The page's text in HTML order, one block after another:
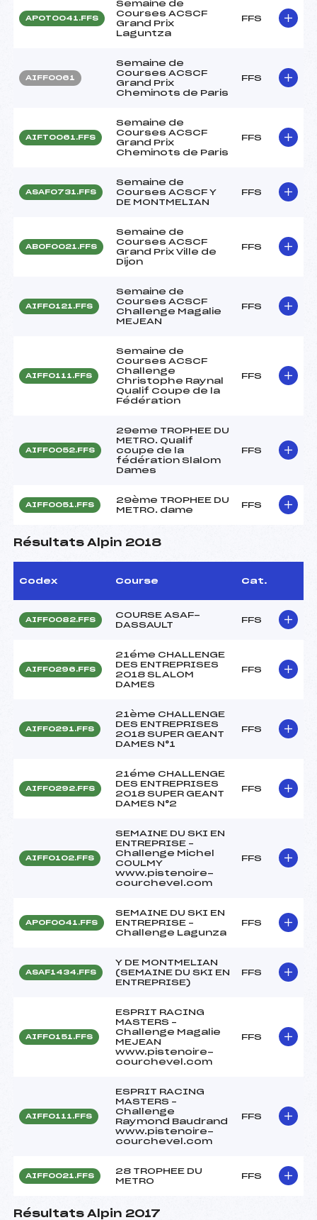
APOT0041.FFS
Semaine de
Courses ACSCF
Grand Prix
Laguntza
FFS
AIFF0061
Semaine de
Courses ACSCF
Grand Prix
Cheminots de Paris
FFS
AIFT0061.FFS
Semaine de
Courses ACSCF
Grand Prix
Cheminots de Paris
FFS
ASAF0731.FFS
Semaine de
Courses ACSCF Y
DE MONTMELIAN
FFS
ABOF0021.FFS
Semaine de
Courses ACSCF
Grand Prix Ville de
Dijon
FFS
AIFF0121.FFS
Semaine de
Courses ACSCF
Challenge Magalie
MEJEAN
FFS
AIFF0111.FFS
Semaine de
Courses ACSCF
Challenge
Christophe Raynal
Qualif Coupe de la
Fédération
FFS
AIFF0052.FFS
29eme TROPHEE DU
METRO. Qualif
coupe de la
fédération Slalom
Dames
FFS
AIFF0051.FFS
29ème TROPHEE DU
METRO. dame
FFS
Résultats Alpin 2018
Codex Course Cat.
AIFF0082.FFS
COURSE ASAF-
DASSAULT
FFS
AIFF0296.FFS
21éme CHALLENGE
DES ENTREPRISES
2018 SLALOM
DAMES
FFS
AIFF0291.FFS
21ème CHALLENGE
DES ENTREPRISES
2018 SUPER GEANT
DAMES N°1
FFS
AIFF0292.FFS
21éme CHALLENGE
DES ENTREPRISES
2018 SUPER GEANT
DAMES N°2
FFS
AIFF0102.FFS
SEMAINE DU SKI EN
ENTREPRISE –
Challenge Michel
COULMY
www.pistenoire-
courchevel.com
FFS
APOF0041.FFS
SEMAINE DU SKI EN
ENTREPRISE –
Challenge Lagunza
FFS
ASAF1434.FFS
Y DE MONTMELIAN
(SEMAINE DU SKI EN
ENTREPRISE)
FFS
AIFF0151.FFS
ESPRIT RACING
MASTERS –
Challenge Magalie
MEJEAN
www.pistenoire-
courchevel.com
FFS
AIFF0111.FFS
ESPRIT RACING
MASTERS –
Challenge
Raymond Baudrand
www.pistenoire-
courchevel.com
FFS
AIFF0021.FFS
28 TROPHEE DU
METRO
FFS
Résultats Alpin 2017